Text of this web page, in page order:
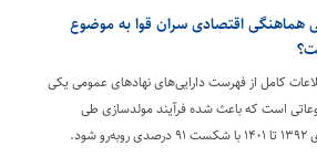
هماهنگی اقتصادی سران قوا به موضوع
کامل از فهرست دارایی‌های نهادهای عمومی یکی
است که باعث شده فرآیند مولدسازی طی
شود.